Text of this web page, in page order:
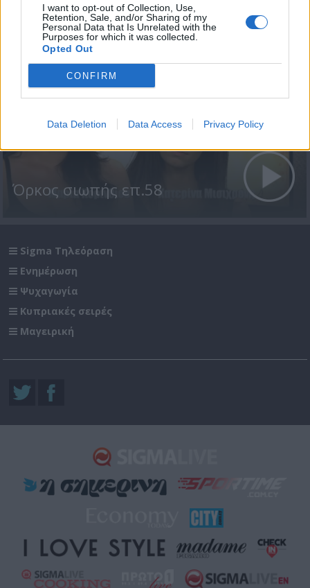
I want to opt-out of Collection, Use,
Retention, Sale, and/or Sharing of my
Personal Data that Is Unrelated with the
Purposes for which it was collected.
Opted Out
CONFIRM
Data Deletion Data Access Privacy Policy
Όρκος σιωπής επ.58
Sigma Τηλεόραση
Ενημέρωση
Ψυχαγωγία
Κυπριακές σειρές
Μαγειρική